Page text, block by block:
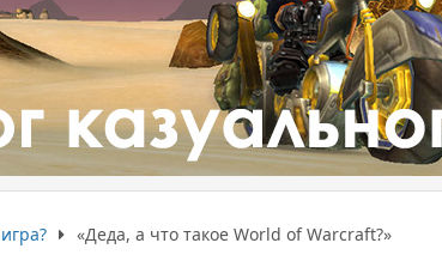
«Деда, а что такое World of Warcraft?»